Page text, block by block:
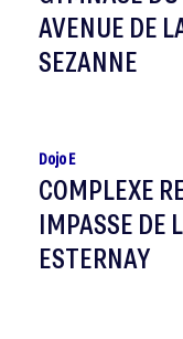
AVENUE DE
SEZANNE
Dojo E
COMPLEXE
IMPASSE DE
ESTERNAY